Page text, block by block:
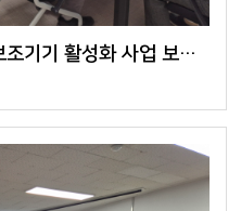
2026년 장애인 생활편의 보조기기 활성화 사업 보조기기 선정 회의